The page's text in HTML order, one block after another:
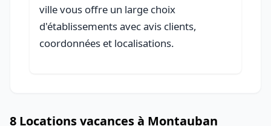
ville vous offre un large choix
d'établissements avec avis clients,
coordonnées et localisations.
8 Locations vacances à Montauban